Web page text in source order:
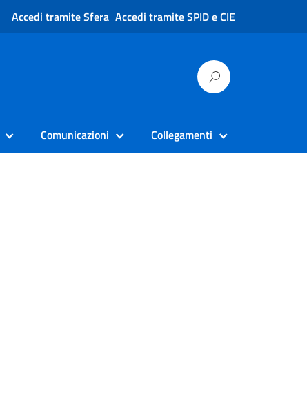
Accedi tramite Sfera Accedi tramite SPID e CIE
Comunicazioni Collegamenti